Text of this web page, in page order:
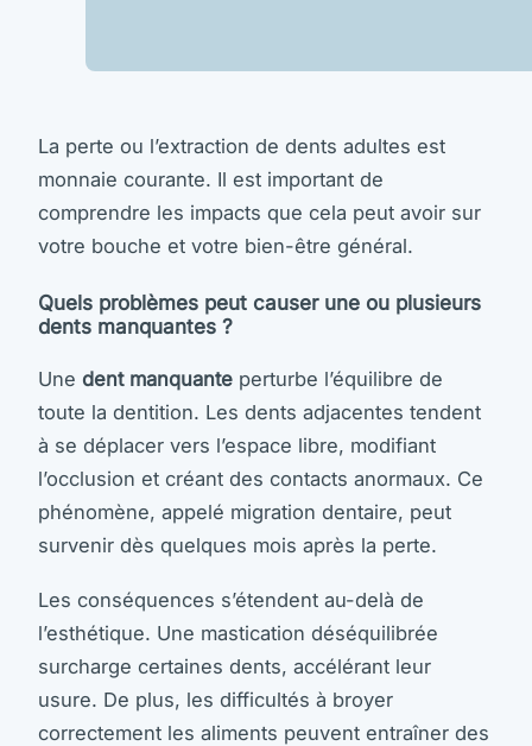
La perte ou l’extraction de dents adultes est
monnaie courante. Il est important de
comprendre les impacts que cela peut avoir sur
votre bouche et votre bien-être général.
Quels problèmes peut causer une ou plusieurs
dents manquantes ?
Une dent manquante perturbe l’équilibre de
toute la dentition. Les dents adjacentes tendent
à se déplacer vers l’espace libre, modifiant
l’occlusion et créant des contacts anormaux. Ce
phénomène, appelé migration dentaire, peut
survenir dès quelques mois après la perte.
Les conséquences s’étendent au-delà de
l’esthétique. Une mastication déséquilibrée
surcharge certaines dents, accélérant leur
usure. De plus, les difficultés à broyer
correctement les aliments peuvent entraîner des